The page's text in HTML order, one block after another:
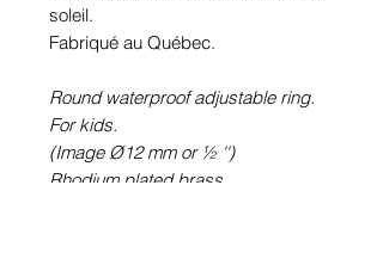
soleil.
Fabriqué au Québec.
Round waterproof adjustable ring.
For kids.
(Image Ø12 mm or ½ '')
Rhodium plated brass